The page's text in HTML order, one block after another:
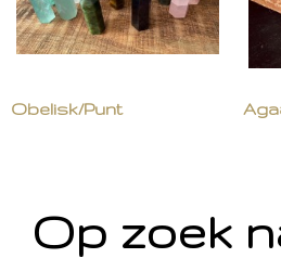
Obelisk/Punt
Op zoek